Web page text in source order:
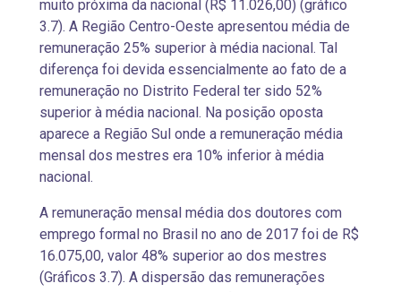
muito próxima da nacional (R$ 11.026,00) (gráfico
3.7). A Região Centro-Oeste apresentou média de
remuneração 25% superior à média nacional. Tal
diferença foi devida essencialmente ao fato de a
remuneração no Distrito Federal ter sido 52%
superior à média nacional. Na posição oposta
aparece a Região Sul onde a remuneração média
mensal dos mestres era 10% inferior à média
nacional.
A remuneração mensal média dos doutores com
emprego formal no Brasil no ano de 2017 foi de R$
16.075,00, valor 48% superior ao dos mestres
(Gráficos 3.7). A dispersão das remunerações